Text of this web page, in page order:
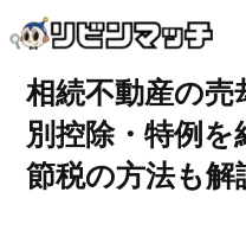
相続不動産の
別控除・特例を
節税の方法も解